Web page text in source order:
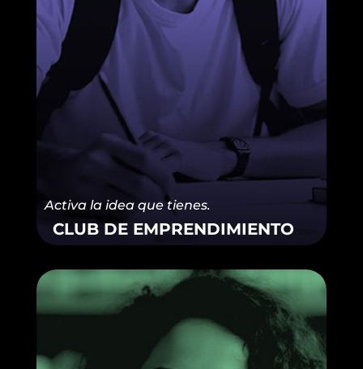
Activa la idea que tienes.
CLUB DE EMPRENDIMIENTO